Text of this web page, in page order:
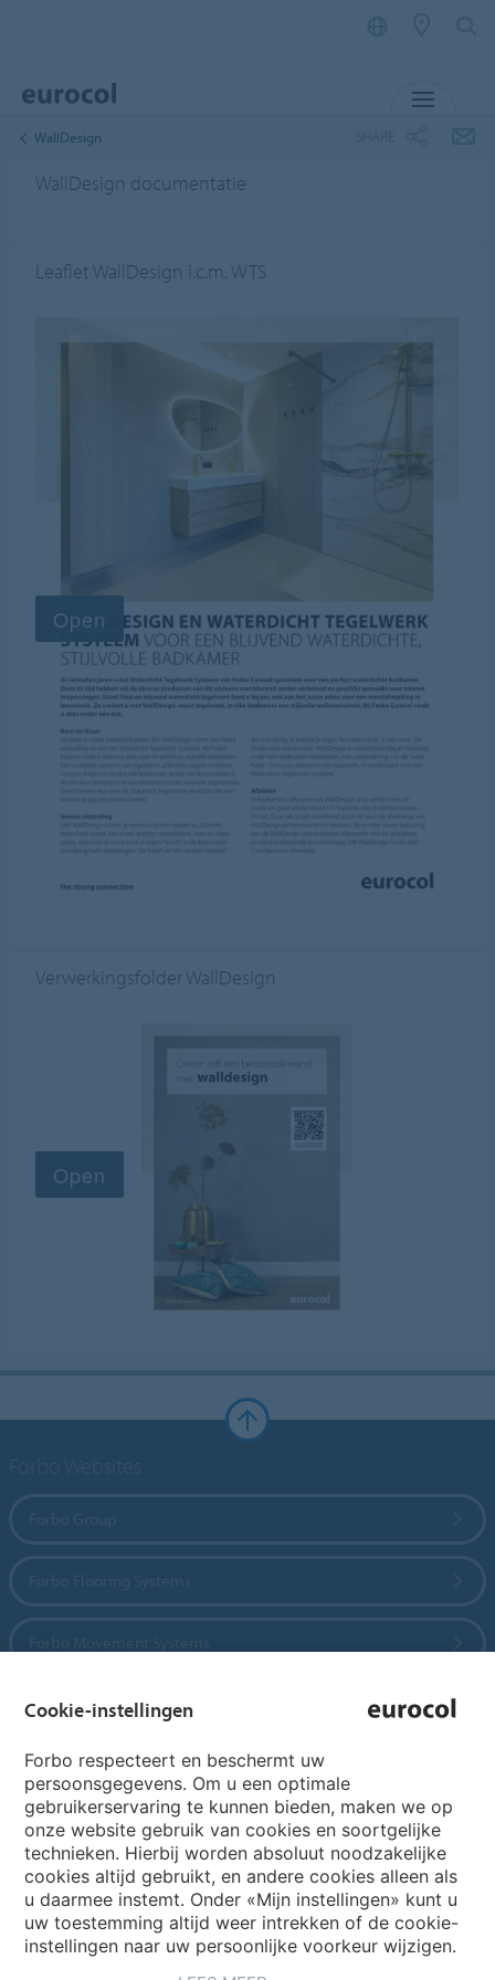
WallDesign
WallDesign documentatie
Leaflet WallDesign i.c.m. WTS
Verwerkingsfolder WallDesign
Choose your country
My Forbo
Archief webinars
Archief webinars architecten
Cookie-instellingen
Forbo respecteert en beschermt uw
persoonsgegevens. Om u een optimale
gebruikerservaring te kunnen bieden, maken we op
onze website gebruik van cookies en soortgelijke
technieken. Hierbij worden absoluut noodzakelijke
cookies altijd gebruikt, en andere cookies alleen als
u daarmee instemt. Onder «Mijn instellingen» kunt u
uw toestemming altijd weer intrekken of de cookie-
instellingen naar uw persoonlijke voorkeur wijzigen.